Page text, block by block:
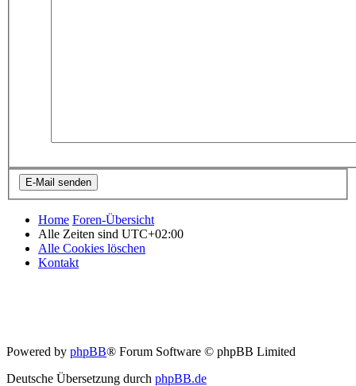
Home Foren-Übersicht
Alle Zeiten sind UTC+02:00
Alle Cookies löschen
Kontakt
Powered by phpBB® Forum Software © phpBB Limited
Deutsche Übersetzung durch phpBB.de